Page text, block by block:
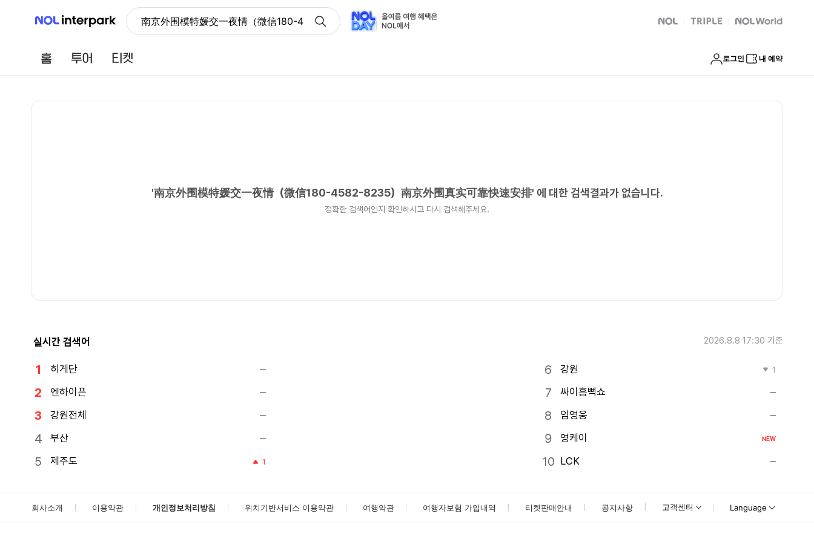
NOL 인터파크 南京外围模特媛交一夜情（微信180-4582-8235）南京外围真实可靠快速安排 NOL 트리플 Global Interpark
홈 투어 로그인 내 예약
'南京外围模特媛交一夜情（微信180-4582-8235）南京外围真实可靠快速安排' 에 대한 검색결과가 없습니다.
정확한 검색어인지 확인하시고 다시 검색해주세요.
실시간 검색어 2026.8.8 17:30 기준
히게단
엔하이픈
강원전체
부산
제주도
1
강원 1
싸이흠뻑쇼
임영웅
영케이
NEW
LCK
회사소개 이용약관 개인정보처리방침 위치기반서비스 이용약관 여행약관 여행자보험 가입내역 티켓판매안내 공지사항 고객센터 Language